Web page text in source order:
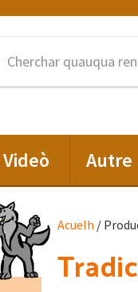
Videò Autre
Acuelh /